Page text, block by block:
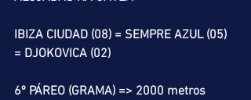
IBIZA CIUDAD (08) = SEMPRE AZUL (05)
= DJOKOVICA (02)
6º PÁREO (GRAMA) => 2000 metros